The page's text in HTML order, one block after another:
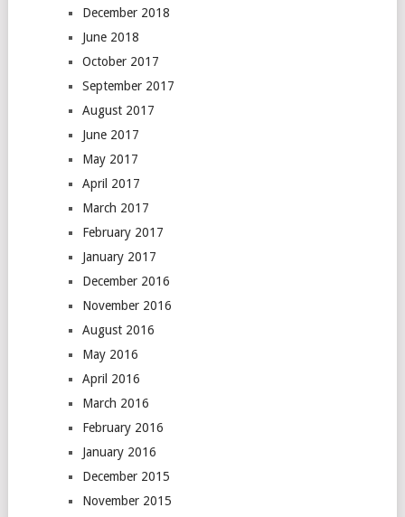
December 2018
June 2018
October 2017
September 2017
August 2017
June 2017
May 2017
April 2017
March 2017
February 2017
January 2017
December 2016
November 2016
August 2016
May 2016
April 2016
March 2016
February 2016
January 2016
December 2015
November 2015